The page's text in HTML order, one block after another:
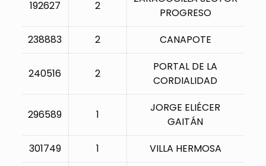
192627 2
PROGRESO
238883
2 CANAPOTE
240516 2
PORTAL DE LA
CORDIALIDAD
296589 1
JORGE ELIÉCER
GAITÁN
301749
1
VILLA HERMOSA